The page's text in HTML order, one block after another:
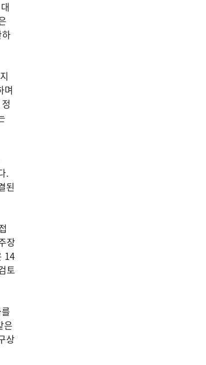
며
.
된
장
14
토
은
상